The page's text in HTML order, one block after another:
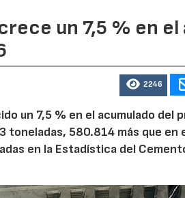
un 7,5 % en
2246
un 7,5 % en el acumulado del
toneladas, 580.814 más que en
en la Estadística del